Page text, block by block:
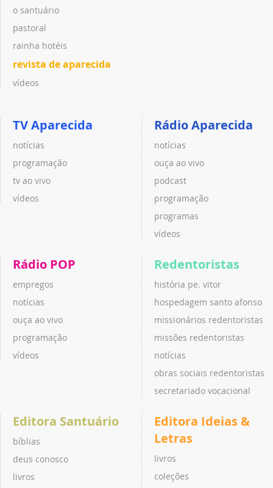
o santuário
pastoral
rainha hotéis
revista de aparecida
vídeos
TV Aparecida
notícias
programação
tv ao vivo
vídeos
Rádio Aparecida
notícias
ouça ao vivo
podcast
programação
programas
vídeos
Rádio POP
empregos
notícias
ouça ao vivo
programação
vídeos
Redentoristas
história pe. vitor
hospedagem santo afonso
missionários redentoristas
missões redentoristas
notícias
obras sociais redentoristas
secretariado vocacional
Editora Santuário
bíblias
deus conosco
livros
Editora Ideias &
Letras
livros
coleções